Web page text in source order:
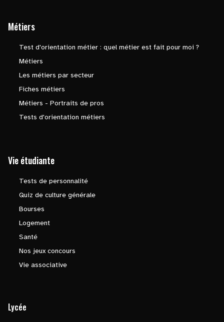
Métiers
Test d'orientation métier : quel métier est fait pour moi ?
Métiers
Les métiers par secteur
Fiches métiers
Métiers - Portraits de pros
Tests d'orientation métiers
Vie étudiante
Tests de personnalité
Quiz de culture générale
Bourses
Logement
Santé
Nos jeux concours
Vie associative
Lycée